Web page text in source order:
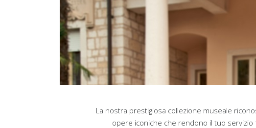
La nostra prestigiosa collezione museale
opere iconiche che rendono il tuo